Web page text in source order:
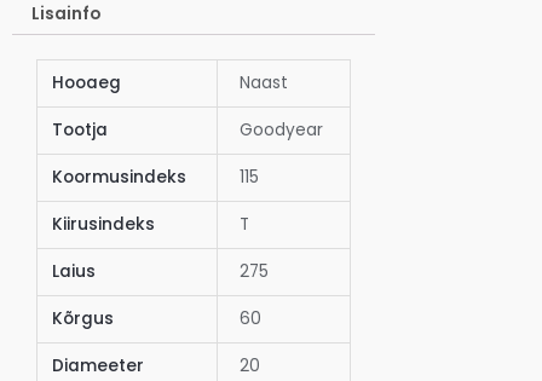
Lisainfo
Hooaeg Naast
Tootja Goodyear
Koormusindeks 115
Kiirusindeks T
Laius 275
Kõrgus 60
Diameeter 20